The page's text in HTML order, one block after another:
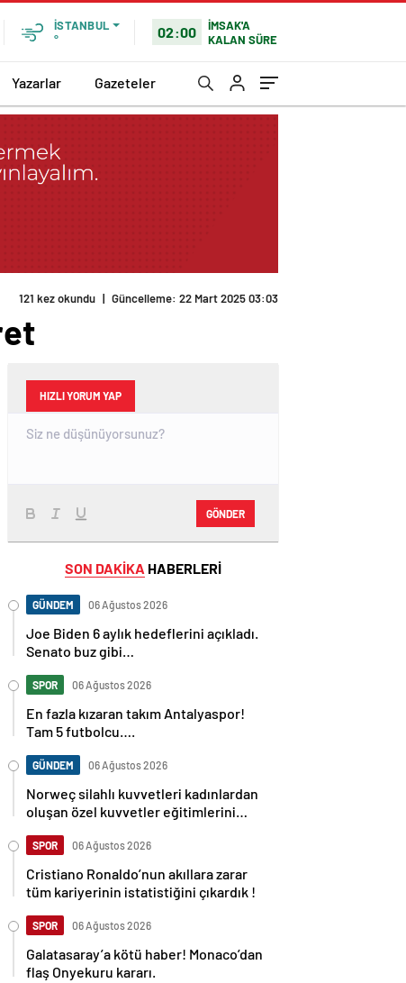
İSTANBUL
°
02:00
İMSAK'A
KALAN SÜRE
Yazarlar Gazeteler
121 kez okundu | Güncelleme: 22 Mart 2025 03:03
HIZLI YORUM YAP
GÖNDER
SON DAKİKA HABERLERİ
GÜNDEM 06 Ağustos 2026
Joe Biden 6 aylık hedeflerini açıkladı.
Senato buz gibi…
SPOR 06 Ağustos 2026
En fazla kızaran takım Antalyaspor!
Tam 5 futbolcu….
GÜNDEM 06 Ağustos 2026
Norweç silahlı kuvvetleri kadınlardan
oluşan özel kuvvetler eğitimlerini
SPOR 06 Ağustos 2026
Cristiano Ronaldo’nun akıllara zarar
tüm kariyerinin istatistiğini çıkardık !
SPOR 06 Ağustos 2026
Galatasaray’a kötü haber! Monaco’dan
flaş Onyekuru kararı.